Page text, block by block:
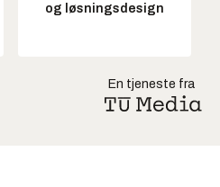
og løsningsdesign
En tjeneste fra